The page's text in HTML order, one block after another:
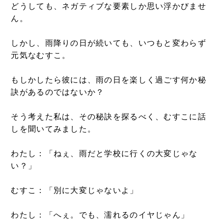
どうしても、ネガティブな要素しか思い浮かびませ
ん。
しかし、雨降りの日が続いても、いつもと変わらず
元気なむすこ。
もしかしたら彼には、雨の日を楽しく過ごす何か秘
訣があるのではないか？
そう考えた私は、その秘訣を探るべく、むすこに話
しを聞いてみました。
わたし：「ねぇ、雨だと学校に行くの大変じゃな
い？」
むすこ：「別に大変じゃないよ」
わたし：「へぇ。でも、濡れるのイヤじゃん」